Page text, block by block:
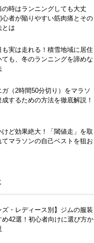
の時はランニングしても大丈
心者が陥りやすい筋肉痛とその
とは
も実は走れる！積雪地域に居住
ても、冬のランニングを諦めな
ガ（2時間50分切り）をマラソ
成するための方法を徹底解説！
けど効果絶大！「閾値走」を取
てマラソンの自己ベストを狙お
ズ・レディース別】ジムの服装
め42選！初心者向けに選び方か